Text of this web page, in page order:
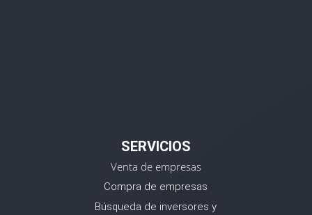
SERVICIOS
Venta de empresas
Compra de empresas
Búsqueda de inversores y